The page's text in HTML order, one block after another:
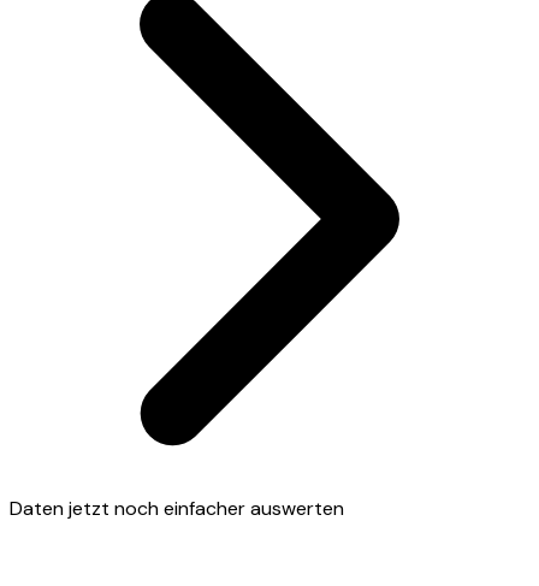
Daten jetzt noch einfacher auswerten